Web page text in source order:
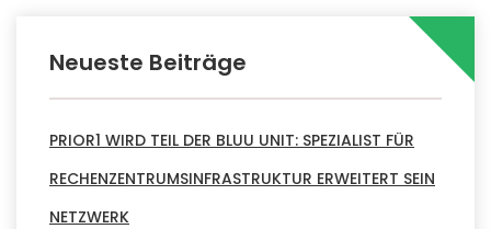
Neueste Beiträge
PRIOR1 WIRD TEIL DER BLUU UNIT: SPEZIALIST FÜR
RECHENZENTRUMSINFRASTRUKTUR ERWEITERT SEIN
NETZWERK